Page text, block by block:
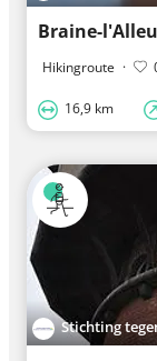
Braine-
Hikingroute ·
16,9 km
Stichting